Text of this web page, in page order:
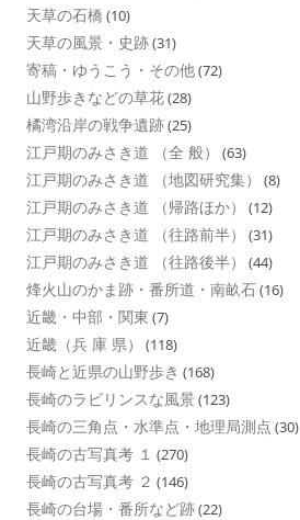
天草の石橋 (10)
天草の風景・史跡(31)
寄稿・ゆうこう・その他(72)
山野歩きなどの草花(28)
橘湾沿岸の戦争遺跡(25)
江戸期のみさき道 （全 般） (63)
江戸期のみさき道 （地図研究集） (8)
江戸期のみさき道 （帰路ほか） (12)
江戸期のみさき道 （往路前半） (31)
江戸期のみさき道 （往路後半） (44)
烽火山のかま跡・番所道・南畝石(16)
近畿・中部・関東 (7)
近畿（兵 庫 県） (118)
長崎と近県の山野歩き (168)
長崎のラビリンスな風景 (123)
長崎の三角点・水準点・地理局測点 (30)
長崎の古写真考 １ (270)
長崎の古写真考 ２ (146)
長崎の台場・番所など跡(22)